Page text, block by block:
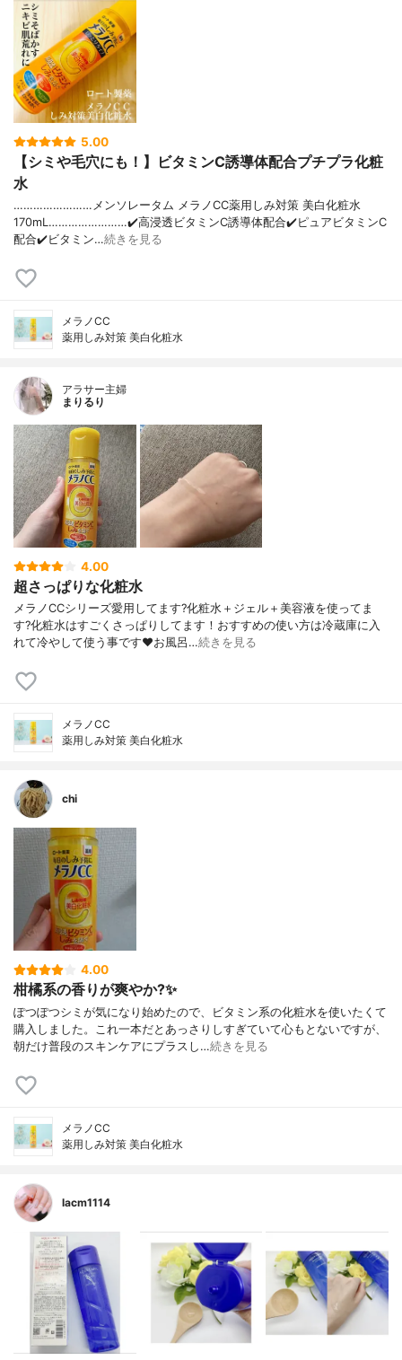
5.00
【シミや毛穴にも！】ビタミンC誘導体配合プチプラ化粧
水
……………………メンソレータム メラノCC薬用しみ対策 美白化粧水
170mL……………………✔️高浸透ビタミンC誘導体配合✔️ピュアビタミンC
配合✔️ビタミン…続きを見る
メラノCC
薬用しみ対策 美白化粧水
アラサー主婦
まりるり
4.00
超さっぱりな化粧水
メラノCCシリーズ愛用してます?化粧水＋ジェル＋美容液を使ってま
す?化粧水はすごくさっぱりしてます！おすすめの使い方は冷蔵庫に入
れて冷やして使う事です❤️お風呂…続きを見る
メラノCC
薬用しみ対策 美白化粧水
chi
4.00
柑橘系の香りが爽やか?✨
ぽつぽつシミが気になり始めたので、ビタミン系の化粧水を使いたくて
購入しました。これ一本だとあっさりしすぎていて心もとないですが、
朝だけ普段のスキンケアにプラスし…続きを見る
メラノCC
薬用しみ対策 美白化粧水
lacm1114